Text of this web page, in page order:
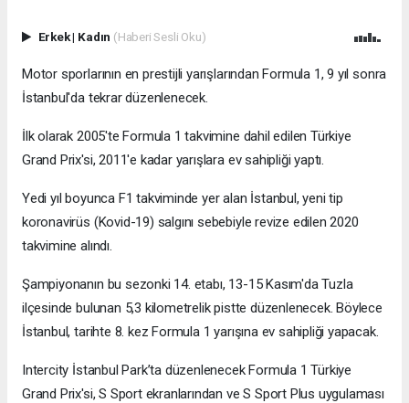
Erkek| Kadın (Haberi Sesli Oku)
Motor sporlarının en prestijli yarışlarından Formula 1, 9 yıl sonra
İstanbul'da tekrar düzenlenecek.
İlk olarak 2005'te Formula 1 takvimine dahil edilen Türkiye
Grand Prix'si, 2011'e kadar yarışlara ev sahipliği yaptı.
Yedi yıl boyunca F1 takviminde yer alan İstanbul, yeni tip
koronavirüs (Kovid-19) salgını sebebiyle revize edilen 2020
takvimine alındı.
Şampiyonanın bu sezonki 14. etabı, 13-15 Kasım'da Tuzla
ilçesinde bulunan 5,3 kilometrelik pistte düzenlenecek. Böylece
İstanbul, tarihte 8. kez Formula 1 yarışına ev sahipliği yapacak.
Intercity İstanbul Park’ta düzenlenecek Formula 1 Türkiye
Grand Prix'si, S Sport ekranlarından ve S Sport Plus uygulaması